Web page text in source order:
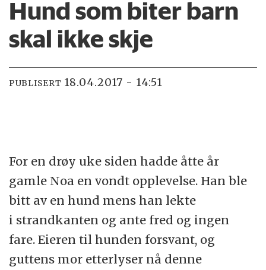
Hund som biter barn
skal ikke skje
PUBLISERT 18.04.2017 - 14:51
For en drøy uke siden hadde åtte år
gamle Noa en vondt opplevelse. Han ble
bitt av en hund mens han lekte
i strandkanten og ante fred og ingen
fare. Eieren til hunden forsvant, og
guttens mor etterlyser nå denne